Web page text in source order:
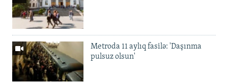
Metroda 11 aylıq fasilə: 'Daşınma
pulsuz olsun'